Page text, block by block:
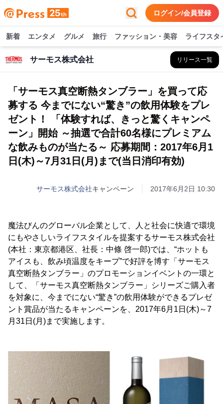
ログイン/会員登録
新着 エンタメ グルメ 旅行 ファッション・美容 ライフスタ
サーモス株式会社 リリース一覧
「サーモス真空断熱タンブラー」を買って応
募する 今までにない“驚き”の飲用体験をプレ
ゼント！ 「体験すれば、きっと驚くキャンペ
ーン」開始 ～抽選で合計60名様にプレミアム
な飲みものが当たる～ 応募期間：2017年6月1
日(木)～7月31日(月)まで(当日消印有効)
サーモス株式会社キャンペーン 2017年6月2日 10:30
魔法びんのグローバル企業として、人と社会に快適で環境
にもやさしいライフスタイルを提案するサーモス株式会社
(本社：東京都港区、社長：中條 啓一郎)では、“ホットも
アイスも、飲み頃温度をキープ”で好評を博す「サーモス
真空断熱タンブラー」のプロモーションイベントの一環と
して、「サーモス真空断熱タンブラー」シリーズご購入者
を対象に、今までにない“驚き”の飲用体験ができるプレゼ
ント賞品が当たるキャンペーンを、2017年6月1日(木)～7
月31日(月)まで実施します。